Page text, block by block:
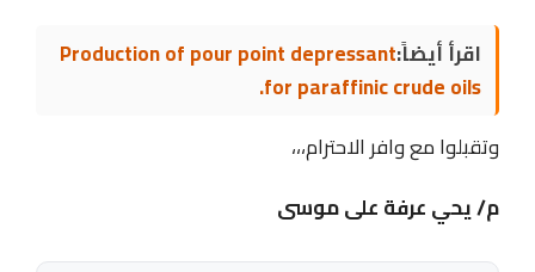
اقرأ أيضاً:Production of pour point depressant
for paraffinic crude oils.
وتقبلوا مع وافر الاحترام،،،
م/ يحي عرفة على موسى